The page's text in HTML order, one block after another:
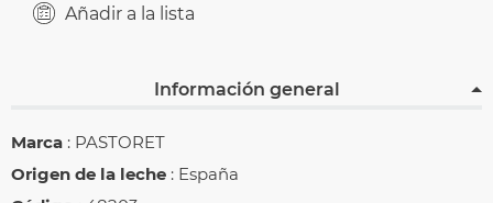
Añadir a la lista
Información general
Marca : PASTORET
Origen de la leche : España